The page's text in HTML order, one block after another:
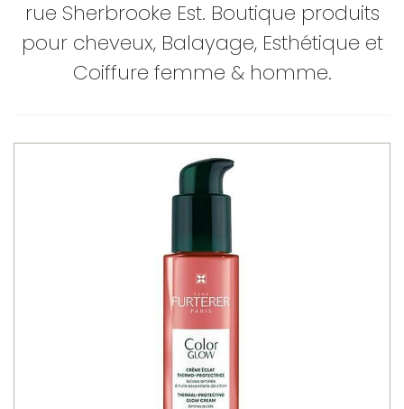
rue Sherbrooke Est. Boutique produits
pour cheveux, Balayage, Esthétique et
Coiffure femme & homme.